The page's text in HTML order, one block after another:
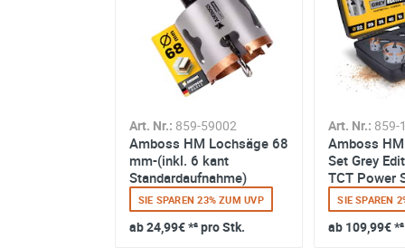
Art. Nr.: 859-59002
Amboss HM Lochsäge 68
mm-(inkl. 6 kant
Standardaufnahme)
SIE SPAREN 23% ZUM UVP
ab24,99€*² pro Stk.
Art. Nr.: 859-
Amboss
Set Grey
TCT Power
22 bis 8...
SIE SPAREN
ab 109,99€